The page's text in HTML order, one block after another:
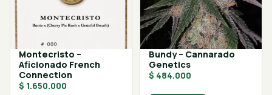
Montecristo –
Aficionado French
Connection
$ 1.650.000
Bundy – Cannarado
Genetics
$ 484.000